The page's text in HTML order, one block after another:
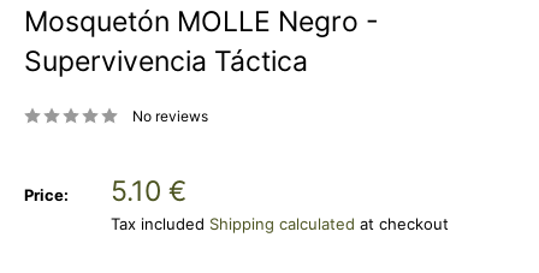
Mosquetón MOLLE Negro -
Supervivencia Táctica
No reviews
Price:
Sale
price
5.10 €
Tax included Shipping calculated at checkout